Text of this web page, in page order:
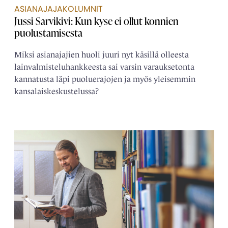
ASIANAJAJAKOLUMNIT
Jussi Sarvikivi: Kun kyse ei ollut konnien
puolustamisesta
Miksi asianajajien huoli juuri nyt käsillä olleesta
lainvalmisteluhankkeesta sai varsin varauksetonta
kannatusta läpi puoluerajojen ja myös yleisemmin
kansalaiskeskustelussa?